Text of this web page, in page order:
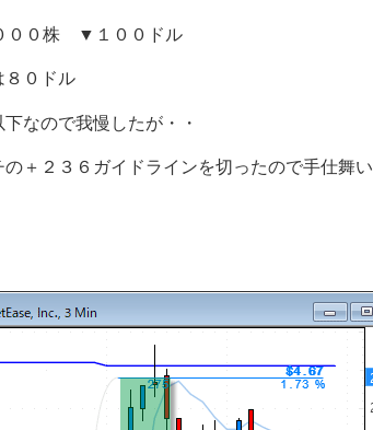
００株 ▼１００ドル
８０ドル
下なので我慢したが・・
の＋２３６ガイドラインを切ったので手仕舞い